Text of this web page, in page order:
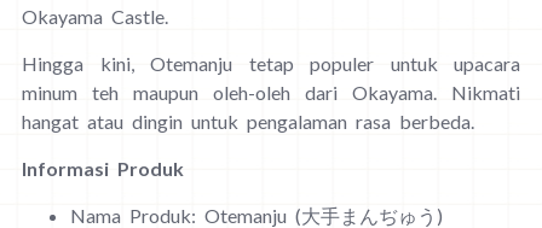
Okayama Castle.
Hingga kini, Otemanju tetap populer untuk upacara
minum teh maupun oleh-oleh dari Okayama. Nikmati
hangat atau dingin untuk pengalaman rasa berbeda.
Informasi Produk
Nama Produk: Otemanju (大手まんぢゅう)